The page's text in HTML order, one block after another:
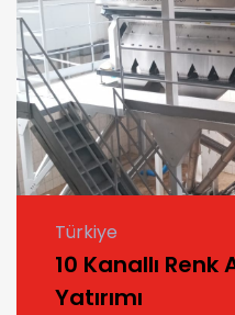
Türkiye
10 Kanallı Renk
Yatırımı